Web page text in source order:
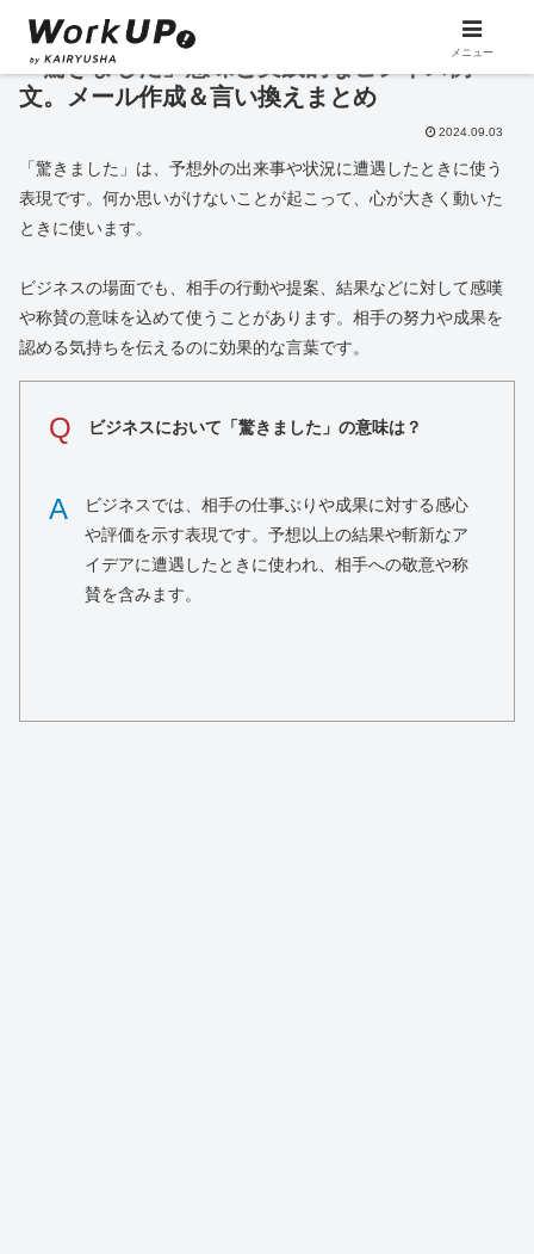
「驚きました」意味と実践的なビジネス例
文。メール作成＆言い換えまとめ
2024.09.03
「驚きました」は、予想外の出来事や状況に遭遇したときに使う
表現です。何か思いがけないことが起こって、心が大きく動いた
ときに使います。
ビジネスの場面でも、相手の行動や提案、結果などに対して感嘆
や称賛の意味を込めて使うことがあります。相手の努力や成果を
認める気持ちを伝えるのに効果的な言葉です。
Q ビジネスにおいて「驚きました」の意味は？
A
ビジネスでは、相手の仕事ぶりや成果に対する感心
や評価を示す表現です。予想以上の結果や斬新なア
イデアに遭遇したときに使われ、相手への敬意や称
賛を含みます。
メニュー